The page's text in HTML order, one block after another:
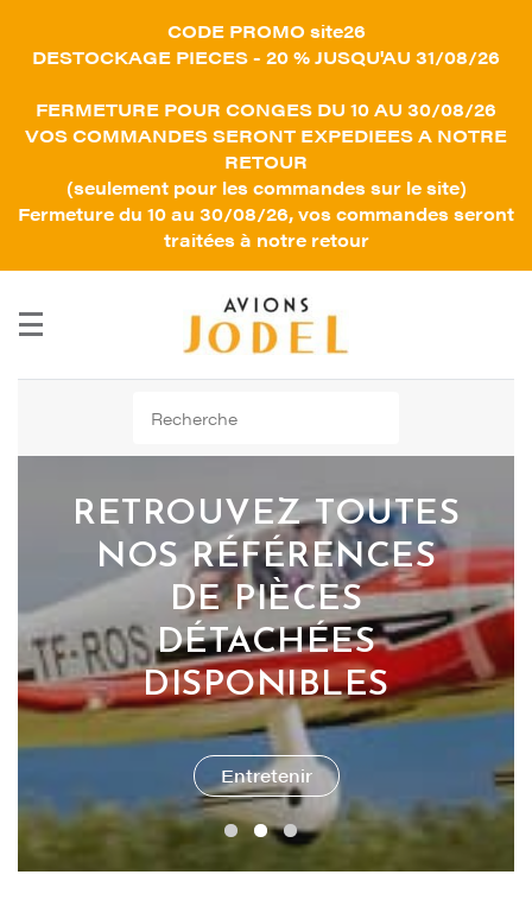
CODE PROMO site26
DESTOCKAGE PIECES - 20 % JUSQU'AU 31/08/26
FERMETURE POUR CONGES DU 10 AU 30/08/26
VOS COMMANDES SERONT EXPEDIEES A NOTRE
RETOUR
(seulement pour les commandes sur le site)
Fermeture du 10 au 30/08/26, vos commandes seront
traitées à notre retour
ACHETEZ NOS
PLANS DE
CONSTRUCTION
Construire
RETROUVEZ TOUTES
NOS RÉFÉRENCES
DE PIÈCES
DÉTACHÉES
DISPONIBLES
Entretenir
AFFICHEZ VOTRE
PASSION GRÂCE À
NOS OBJETS DE
DÉCORATION
Collectionner